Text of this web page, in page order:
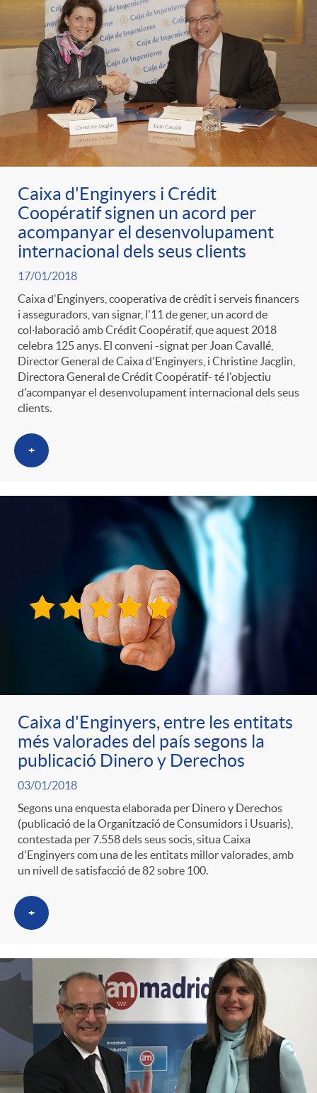
Caixa d'Enginyers i Crédit
Coopératif signen un acord per
acompanyar el desenvolupament
internacional dels seus clients
17/01/2018
Caixa d'Enginyers, cooperativa de crèdit i serveis financers
i asseguradors, van signar, l'11 de gener, un acord de
col·laboració amb Crédit Coopératif, que aquest 2018
celebra 125 anys. El conveni -signat per Joan Cavallé,
Director General de Caixa d'Enginyers, i Christine Jacglin,
Directora General de Crédit Coopératif- té l'objectiu
d'acompanyar el desenvolupament internacional dels seus
clients.
+
Caixa d'Enginyers, entre les entitats
més valorades del país segons la
publicació Dinero y Derechos
03/01/2018
Segons una enquesta elaborada per Dinero y Derechos
(publicació de la Organització de Consumidors i Usuaris),
contestada per 7.558 dels seus socis, situa Caixa
d'Enginyers com una de les entitats millor valorades, amb
un nivell de satisfacció de 82 sobre 100.
+